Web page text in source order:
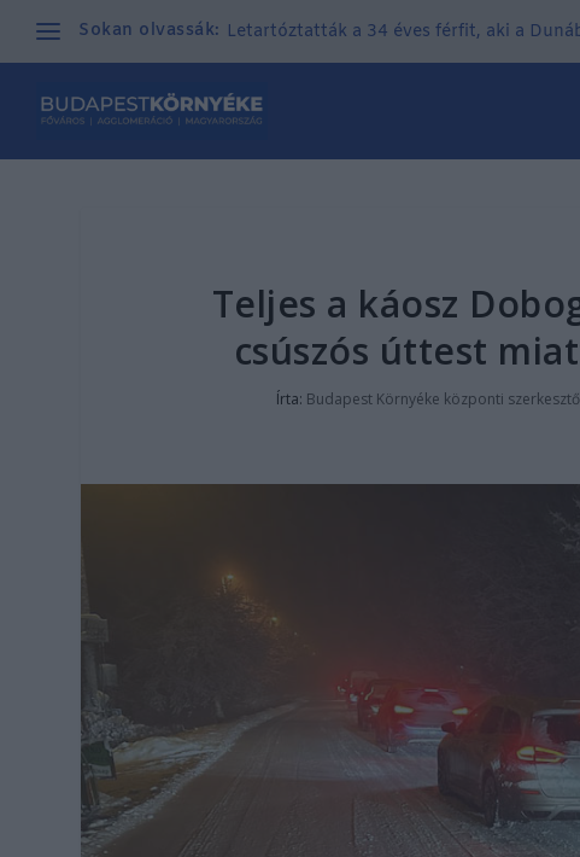
Sokan olvassák: Letartóztatták a 34 éves férfit, aki a
Teljes a káosz
csúszós úttest
Írta: Budapest Környéke központi